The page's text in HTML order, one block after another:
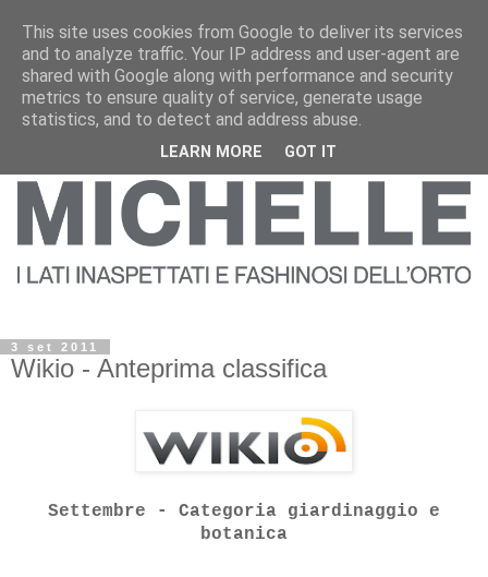
3 set 2011
Wikio - Anteprima classifica
Settembre - Categoria giardinaggio e
botanica
This site uses cookies from Google to deliver its services
and to analyze traffic. Your IP address and user-agent are
shared with Google along with performance and security
metrics to ensure quality of service, generate usage
statistics, and to detect and address abuse.
LEARN MORE GOT IT